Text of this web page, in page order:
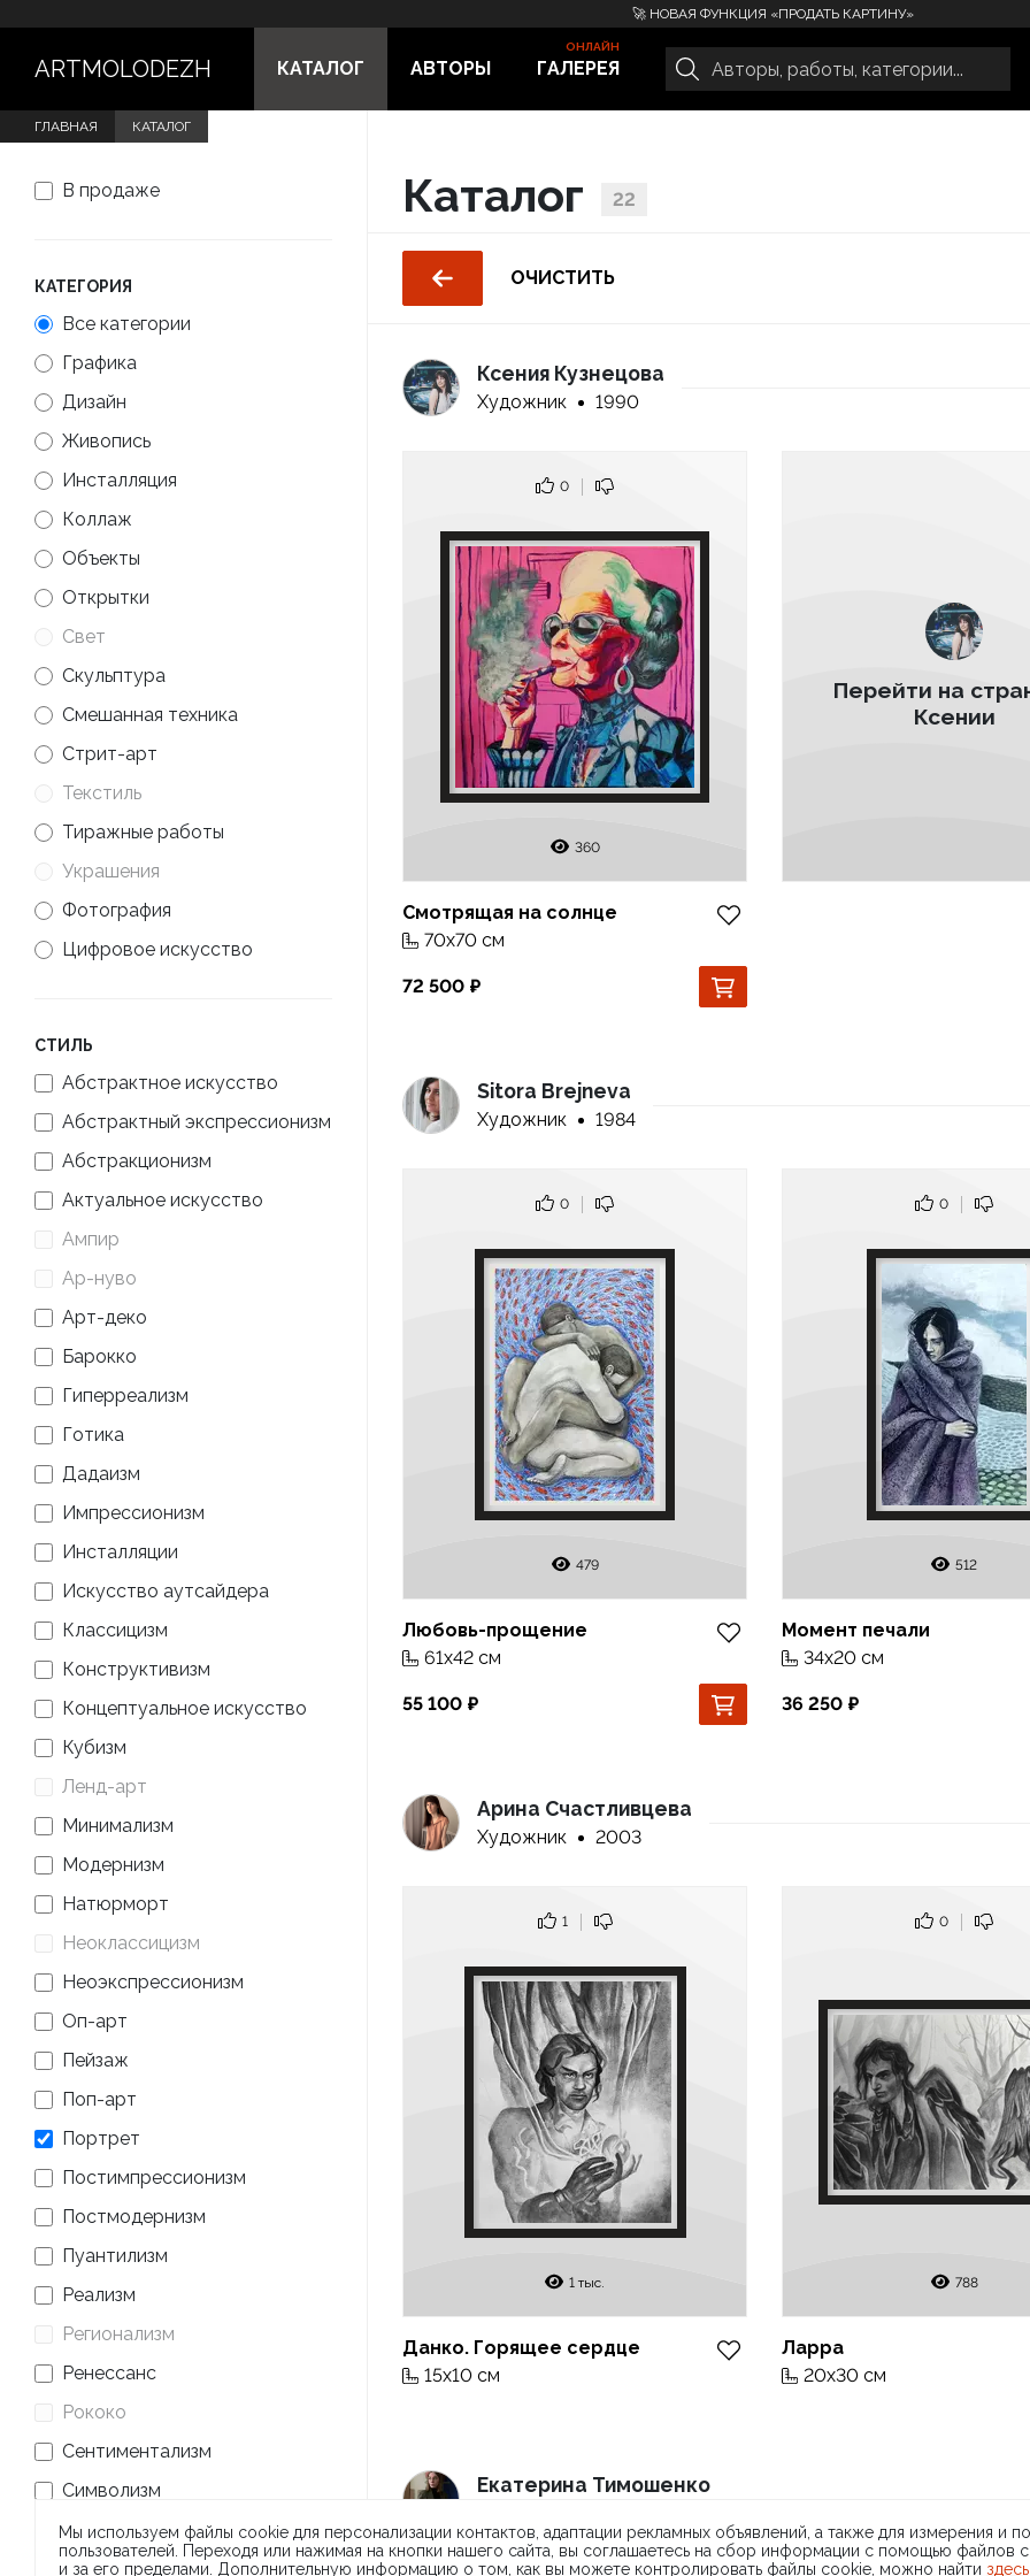
🚀 НОВАЯ ФУНКЦИЯ «ПРОДАТЬ КАРТИНУ»
ARTMOLODEZH КАТАЛОГ АВТОРЫ ГАЛЕРЕЯ
ГЛАВНАЯ КАТАЛОГ
Каталог 22
ОЧИСТИТЬ
Ксения Кузнецова
Художник 1990
0
360
Смотрящая на солнце
70x70 см
72 500
Перейти на
Ксении
Sitora Brejneva
Художник 1984
0
479
Любовь-прощение
61x42 см
55 100
0
512
Момент печали
34x20 см
36 250
Арина Счастливцева
Художник 2003
1
1 тыс.
Данко. Горящее сердце
15x10 см
0
788
Ларра
20x30 см
Екатерина Тимошенко
В продаже
КАТЕГОРИЯ
Все категории
Графика
Дизайн
Живопись
Инсталляция
Коллаж
Объекты
Открытки
Свет
Скульптура
Смешанная техника
Стрит-арт
Текстиль
Тиражные работы
Украшения
Фотография
Цифровое искусство
СТИЛЬ
Абстрактное искусство
Абстрактный экспрессионизм
Абстракционизм
Актуальное искусство
Ампир
Ар-нуво
Арт-деко
Барокко
Гиперреализм
Готика
Дадаизм
Импрессионизм
Инсталляции
Искусство аутсайдера
Классицизм
Конструктивизм
Концептуальное искусство
Кубизм
Ленд-арт
Минимализм
Модернизм
Натюрморт
Неоклассицизм
Неоэкспрессионизм
Оп-арт
Пейзаж
Поп-арт
Портрет
Постимпрессионизм
Постмодернизм
Пуантилизм
Реализм
Регионализм
Ренессанс
Рококо
Сентиментализм
Символизм
Социальный реализм
Стрит Арт. Уличное
О проекте
© 2026
Политика конфиденциальности
Политика обмена и возврата
Мы используем файлы cookie для персонализации контактов, адаптации рекламных объявлений, а также для измерения и
пользователей. Переходя или нажимая на кнопки нашего сайта, вы соглашаетесь на сбор информации с помощью
и за его пределами. Дополнительную информацию о том, как вы можете контролировать файлы cookie, можно найти здесь